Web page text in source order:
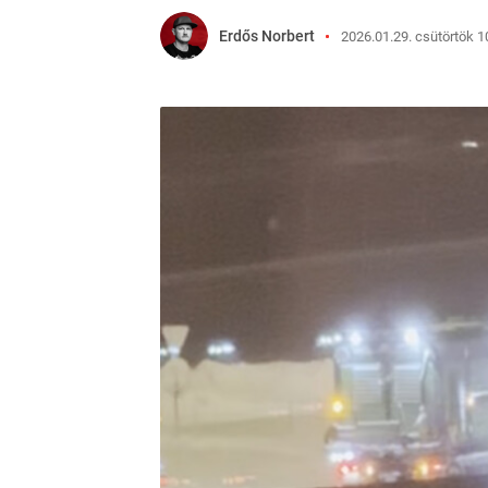
Erdős Norbert 2026.01.29. csütörtök